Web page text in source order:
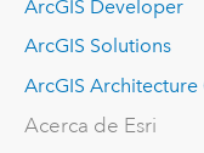
ArcGIS Developer
ArcGIS Solutions
ArcGIS Architecture
Acerca de Esri